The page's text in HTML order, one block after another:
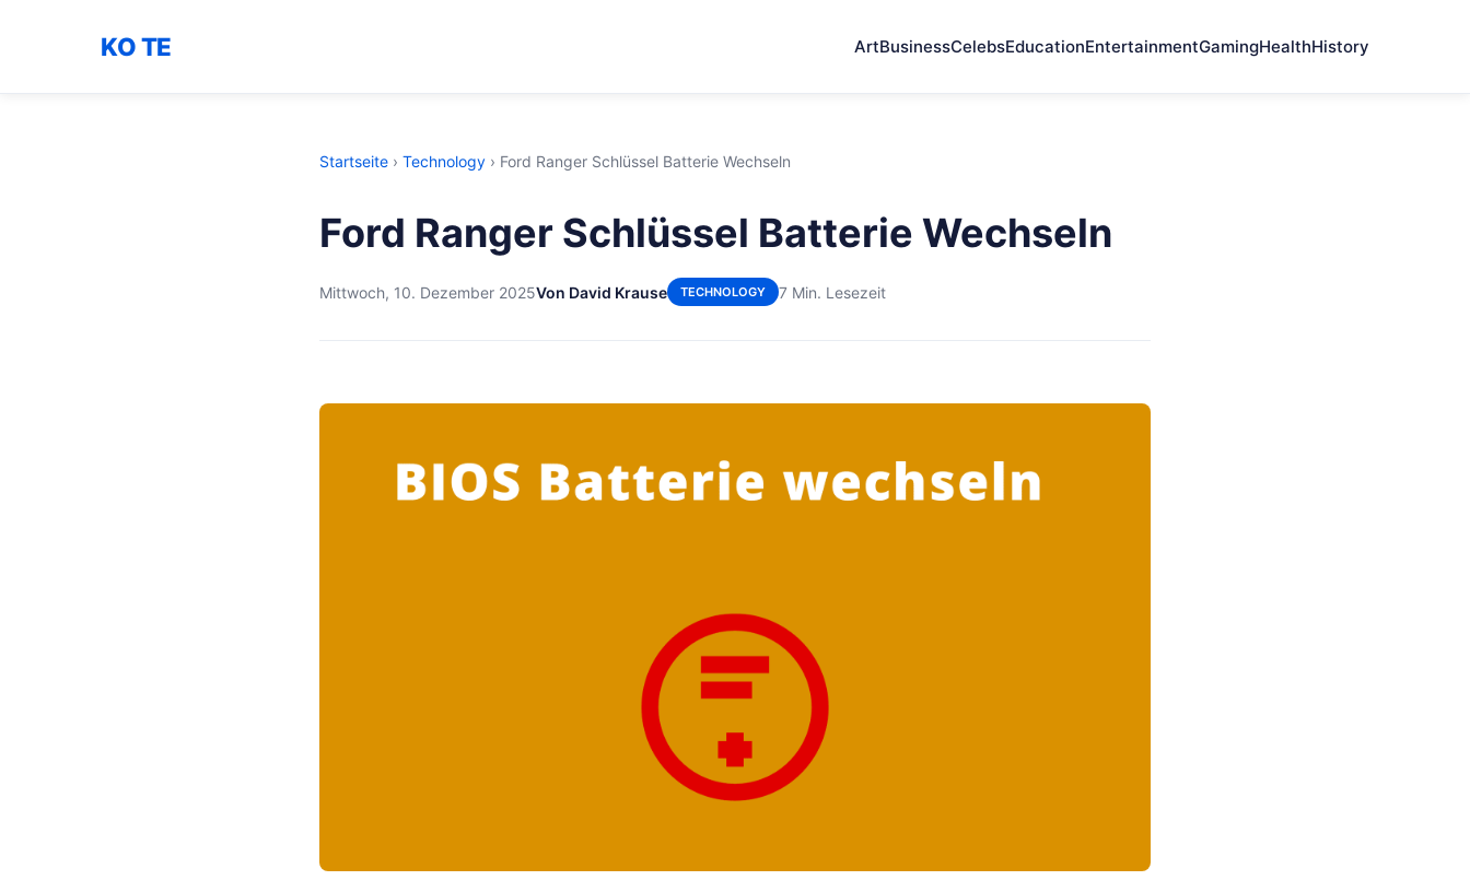
KO TE ArtBusinessCelebsEducationEntertainmentGamingHealthHistory
Startseite › Technology › Ford Ranger Schlüssel Batterie Wechseln
Ford Ranger Schlüssel Batterie Wechseln
Mittwoch, 10. Dezember 2025Von David Krause TECHNOLOGY 7 Min. Lesezeit